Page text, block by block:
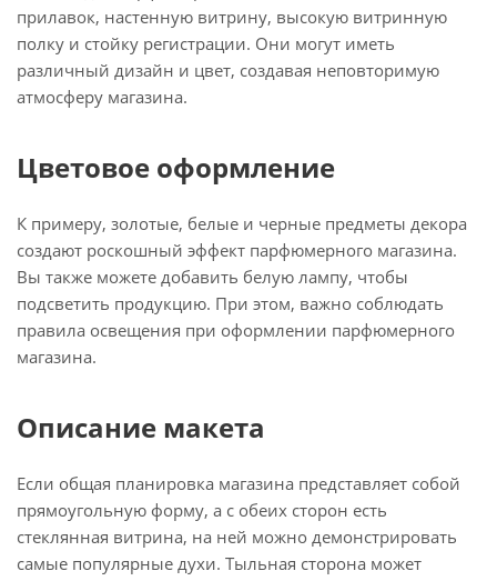
прилавок, настенную витрину, высокую витринную
полку и стойку регистрации. Они могут иметь
различный дизайн и цвет, создавая неповторимую
атмосферу магазина.
Цветовое оформление
К примеру, золотые, белые и черные предметы декора
создают роскошный эффект парфюмерного магазина.
Вы также можете добавить белую лампу, чтобы
подсветить продукцию. При этом, важно соблюдать
правила освещения при оформлении парфюмерного
магазина.
Описание макета
Если общая планировка магазина представляет собой
прямоугольную форму, а с обеих сторон есть
стеклянная витрина, на ней можно демонстрировать
самые популярные духи. Тыльная сторона может